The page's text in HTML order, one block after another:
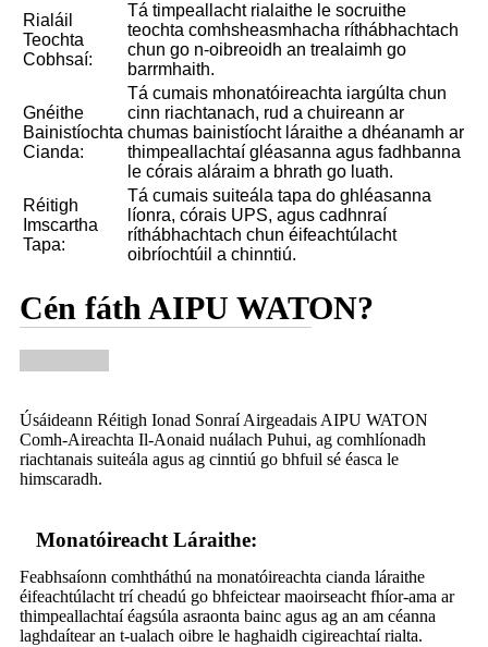
Rialáil
Teochta
Cobhsaí:
Tá timpeallacht rialaithe le socruithe
teochta comhsheasmhacha ríthábhachtach
chun go n-oibreoidh an trealaimh go
barrmhaith.
Gnéithe
Bainistíochta
Cianda:
Tá cumais mhonatóireachta iargúlta chun
cinn riachtanach, rud a chuireann ar
chumas bainistíocht láraithe a dhéanamh ar
thimpeallachtaí gléasanna agus fadhbanna
le córais aláraim a bhrath go luath.
Réitigh
Imscartha
Tapa:
Tá cumais suiteála tapa do ghléasanna
líonra, córais UPS, agus cadhnraí
ríthábhachtach chun éifeachtúlacht
oibríochtúil a chinntiú.
Cén fáth AIPU WATON?
Úsáideann Réitigh Ionad Sonraí Airgeadais AIPU WATON
Comh-Aireachta Il-Aonaid nuálach Puhui, ag comhlíonadh
riachtanais suiteála agus ag cinntiú go bhfuil sé éasca le
himscaradh.
Monatóireacht Láraithe:
Feabhsaíonn comhtháthú na monatóireachta cianda láraithe
éifeachtúlacht trí cheadú go bhfeictear maoirseacht fhíor-ama ar
thimpeallachtaí éagsúla asraonta bainc agus ag an am céanna
laghdaítear an t-ualach oibre le haghaidh cigireachtaí rialta.